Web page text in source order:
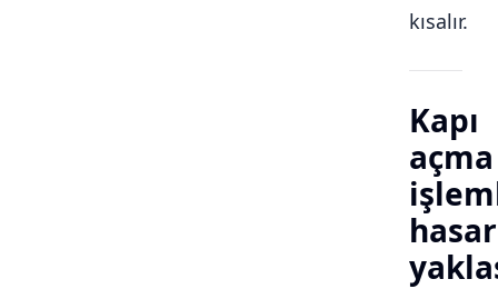
kısalır.
Kapı
açma